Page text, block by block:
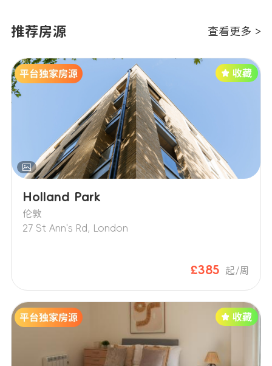
推荐房源 查看更多 >
Holland Park
伦敦
27 St Ann's Rd, London
£385 起/周